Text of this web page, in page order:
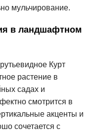
мульчирование.
в ландшафтном
Курт
растение в
садах и
смотрится в
акценты и
сочетается с